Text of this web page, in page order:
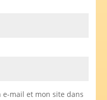
mail et mon site dans